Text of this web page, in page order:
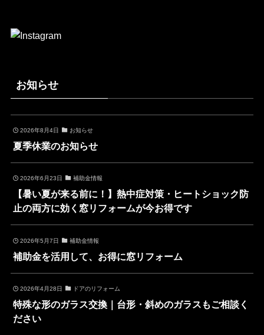
お知らせ
2026年8月4日 お知らせ
夏季休業のお知らせ
2026年6月23日 補助金情報
【暑い夏が来る前に！】熱中症対策・ヒートショック防
止の両方に効く窓リフォームが今お得です
2026年5月7日 補助金情報
補助金を活用して、お得に窓リフォーム
2026年4月28日 ドアのリフォーム
特殊な形のガラス交換｜台形・斜めのガラスもご相談く
ださい